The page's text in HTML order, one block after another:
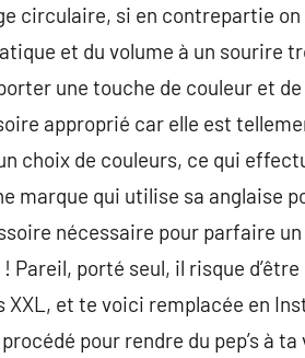
circulaire, si en contrepartie
et du volume à un sourire
une touche de couleur et
approprié car elle est
choix de couleurs, ce qui
marque qui utilise sa anglaise
nécessaire pour parfaire
porté seul, il risque
XXL, et te voici remplacée en
pour rendre du pep’s à